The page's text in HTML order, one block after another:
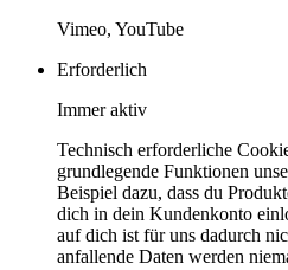
Vimeo, YouTube
Erforderlich
Immer aktiv
Technisch erforderliche
grundlegende Funktionen
Beispiel dazu, dass du
dich in dein Kundenkonto
auf dich ist für uns dadurch
anfallende Daten werden